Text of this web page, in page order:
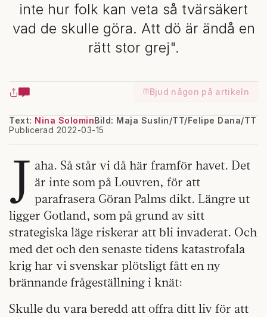
inte hur folk kan veta så tvärsäkert
vad de skulle göra. Att dö är ändå en
rätt stor grej".
Bjud någon på artikeln
Text: Nina Solomin
Publicerad 2022-03-15
Bild: Maja Suslin/TT/Felipe Dana/TT
J aha. Så står vi då här framför havet. Det
är inte som på Louvren, för att
parafrasera Göran Palms dikt. Längre ut
ligger Gotland, som på grund av sitt
strategiska läge riskerar att bli invaderat. Och
med det och den senaste tidens katastrofala
krig har vi svenskar plötsligt fått en ny
brännande frågeställning i knät:
Skulle du vara beredd att offra ditt liv för att